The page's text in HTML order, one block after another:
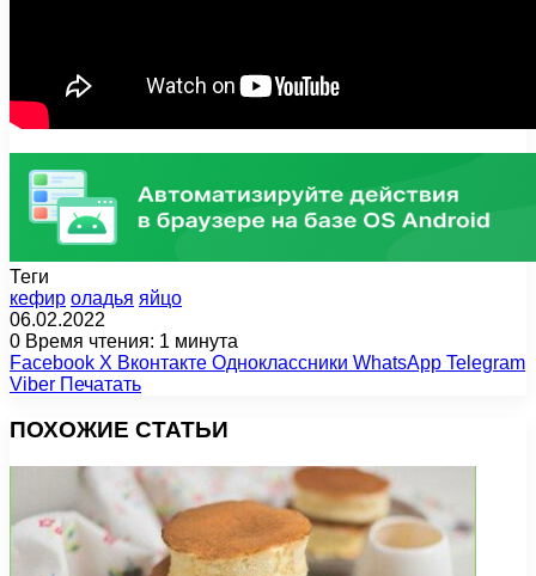
Теги
кефир оладья яйцо
06.02.2022
0 Время чтения: 1 минута
Facebook X Вконтакте Одноклассники WhatsApp Telegram
Viber Печатать
ПОХОЖИЕ СТАТЬИ